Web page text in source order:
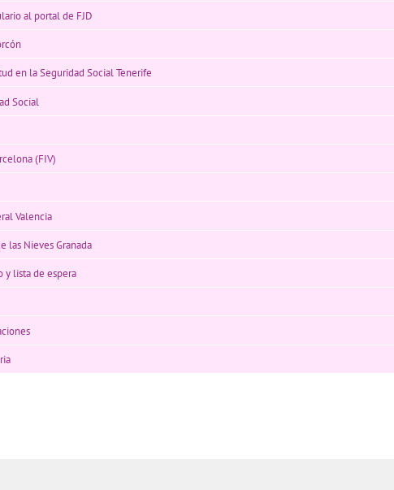
al portal de FJD
en la Seguridad Social Tenerife
Social
(FIV)
Valencia
las Nieves Granada
y lista de espera